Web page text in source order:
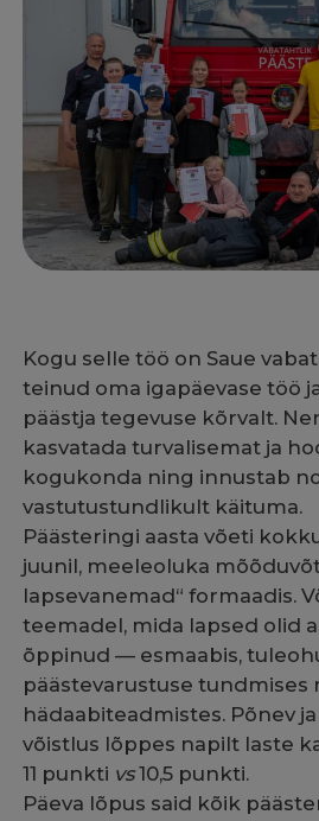
Kogu selle töö on Saue
teinud oma igapäevase töö
päästja tegevuse kõrvalt.
kasvatada turvalisemat ja
kogukonda ning innustab
vastutustundlikult käituma.
Päästeringi aasta võeti
juunil, meeleoluka
lapsevanemad“ formaadis.
teemadel, mida lapsed olid
õppinud — esmaabis,
päästevarustuse tundmises
hädaabiteadmistes. Põnev
võistlus lõppes napilt laste
11 punkti vs10,5 punkti.
Päeva lõpus said kõik